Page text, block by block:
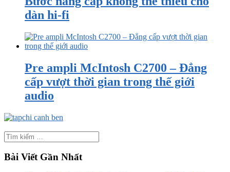
dàn hi-fi
Pre ampli McIntosh C2700 – Đẳng
cấp vượt thời gian trong thế giới
audio
Bài Viết Gần Nhất